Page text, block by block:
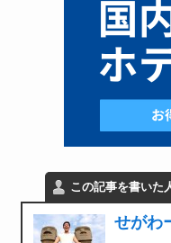
この記事を書いた
せがわ